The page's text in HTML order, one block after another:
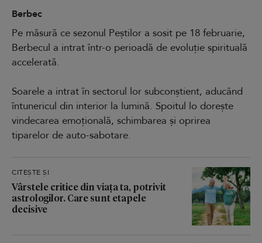
Berbec
Pe măsură ce sezonul Peștilor a sosit pe 18 februarie,
Berbecul a intrat într-o perioadă de evoluție spirituală
accelerată.
Soarele a intrat în sectorul lor subconștient, aducând
întunericul din interior la lumină. Spoitul lo dorește
vindecarea emoțională, schimbarea și oprirea
tiparelor de auto-sabotare.
CITEȘTE ȘI
Vârstele critice din viața ta, potrivit
astrologilor. Care sunt etapele
decisive